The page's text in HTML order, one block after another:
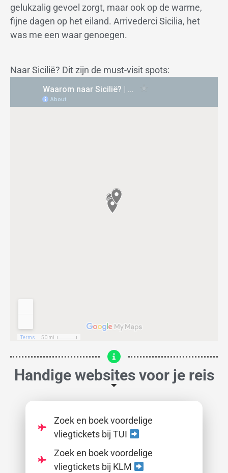
gelukzalig gevoel zorgt, maar ook op de warme,
fijne dagen op het eiland. Arrivederci Sicilia, het
was me een waar genoegen.
Naar Sicilië? Dit zijn de must-visit spots:
Handige websites voor je reis
Zoek en boek voordelige
vliegtickets bij TUI
Zoek en boek voordelige
vliegtickets bij KLM